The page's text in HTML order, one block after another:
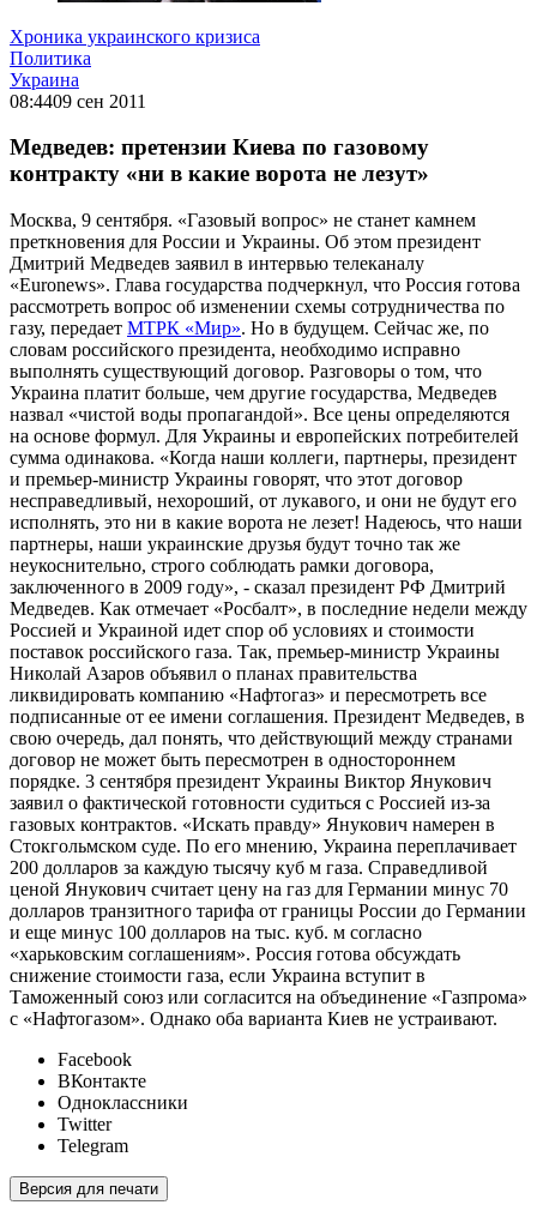
Хроника украинского кризиса
Политика
Украина
08:4409 сен 2011
Медведев: претензии Киева по газовому
контракту «ни в какие ворота не лезут»
Москва, 9 сентября. «Газовый вопрос» не станет камнем
преткновения для России и Украины. Об этом президент
Дмитрий Медведев заявил в интервью телеканалу
«Euronews». Глава государства подчеркнул, что Россия готова
рассмотреть вопрос об изменении схемы сотрудничества по
газу, передает МТРК «Мир». Но в будущем. Сейчас же, по
словам российского президента, необходимо исправно
выполнять существующий договор. Разговоры о том, что
Украина платит больше, чем другие государства, Медведев
назвал «чистой воды пропагандой». Все цены определяются
на основе формул. Для Украины и европейских потребителей
сумма одинакова. «Когда наши коллеги, партнеры, президент
и премьер-министр Украины говорят, что этот договор
несправедливый, нехороший, от лукавого, и они не будут его
исполнять, это ни в какие ворота не лезет! Надеюсь, что наши
партнеры, наши украинские друзья будут точно так же
неукоснительно, строго соблюдать рамки договора,
заключенного в 2009 году», - сказал президент РФ Дмитрий
Медведев. Как отмечает «Росбалт», в последние недели между
Россией и Украиной идет спор об условиях и стоимости
поставок российского газа. Так, премьер-министр Украины
Николай Азаров объявил о планах правительства
ликвидировать компанию «Нафтогаз» и пересмотреть все
подписанные от ее имени соглашения. Президент Медведев, в
свою очередь, дал понять, что действующий между странами
договор не может быть пересмотрен в одностороннем
порядке. 3 сентября президент Украины Виктор Янукович
заявил о фактической готовности судиться с Россией из-за
газовых контрактов. «Искать правду» Янукович намерен в
Стокгольмском суде. По его мнению, Украина переплачивает
200 долларов за каждую тысячу куб м газа. Справедливой
ценой Янукович считает цену на газ для Германии минус 70
долларов транзитного тарифа от границы России до Германии
и еще минус 100 долларов на тыс. куб. м согласно
«харьковским соглашениям». Россия готова обсуждать
снижение стоимости газа, если Украина вступит в
Таможенный союз или согласится на объединение «Газпрома»
с «Нафтогазом». Однако оба варианта Киев не устраивают.
Facebook
ВКонтакте
Одноклассники
Twitter
Telegram
Версия для печати